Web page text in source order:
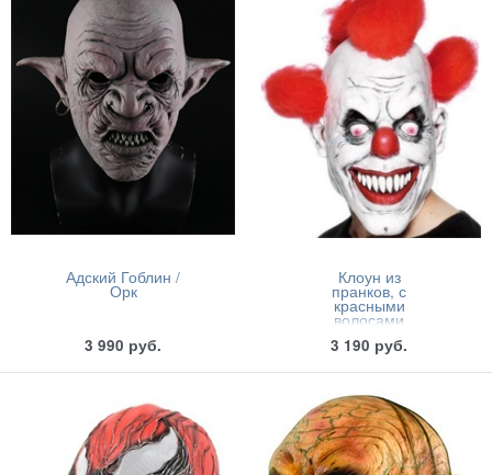
Адский Гоблин /
Орк
3 990 руб.
Клоун из
пранков, с
красными
волосами
3 190 руб.